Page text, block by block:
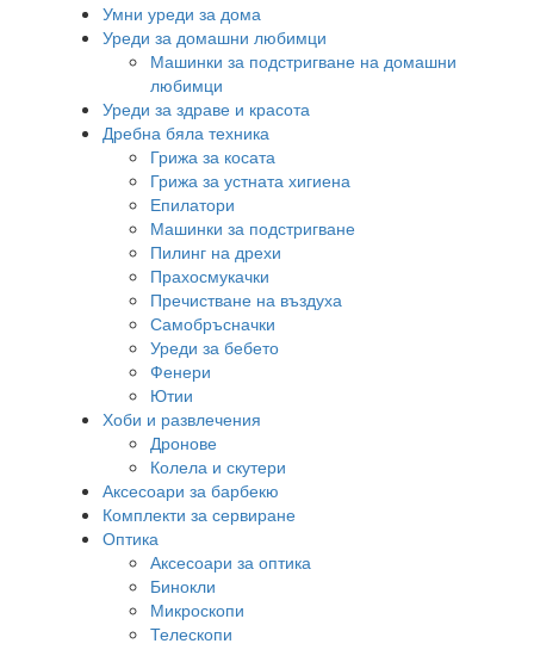
Умни уреди за дома
Уреди за домашни любимци
Машинки за подстригване на домашни
любимци
Уреди за здраве и красота
Дребна бяла техника
Грижа за косата
Грижа за устната хигиена
Епилатори
Машинки за подстригване
Пилинг на дрехи
Прахосмукачки
Пречистване на въздуха
Самобръсначки
Уреди за бебето
Фенери
Ютии
Хоби и развлечения
Дронове
Колела и скутери
Аксесоари за барбекю
Комплекти за сервиране
Оптика
Аксесоари за оптика
Бинокли
Микроскопи
Телескопи